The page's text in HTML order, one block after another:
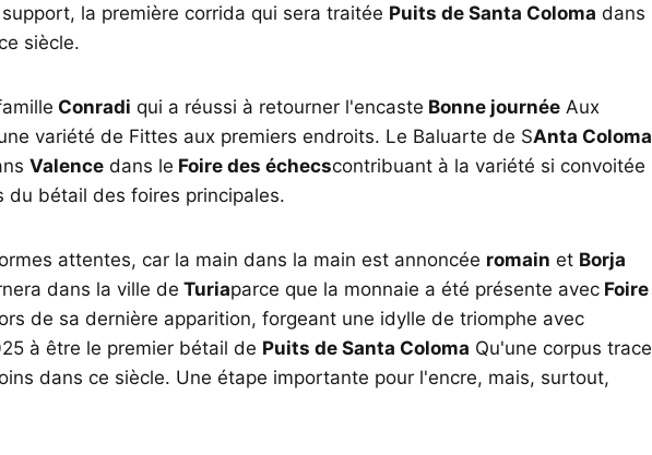
la première corrida qui sera traitée Puits de Santa Coloma dans
siècle.
Conradi qui a réussi à retourner l'encaste Bonne journée Aux
variété de Fittes aux premiers endroits. Le Baluarte de SAnta Coloma
Valence dans le Foire des échecscontribuant à la variété si convoitée
du bétail des foires principales.
attentes, car la main dans la main est annoncée romain et Borja
dans la ville de Turiaparce que la monnaie a été présente avec Foire
de sa dernière apparition, forgeant une idylle de triomphe avec
à être le premier bétail de Puits de Santa Coloma Qu'une corpus trace
dans ce siècle. Une étape importante pour l'encre, mais, surtout,